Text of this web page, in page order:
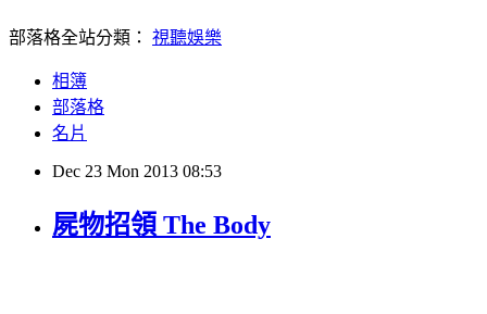
部落格全站分類： 視聽娛樂
相簿
部落格
名片
Dec 23 Mon 2013 08:53
屍物招領 The Body